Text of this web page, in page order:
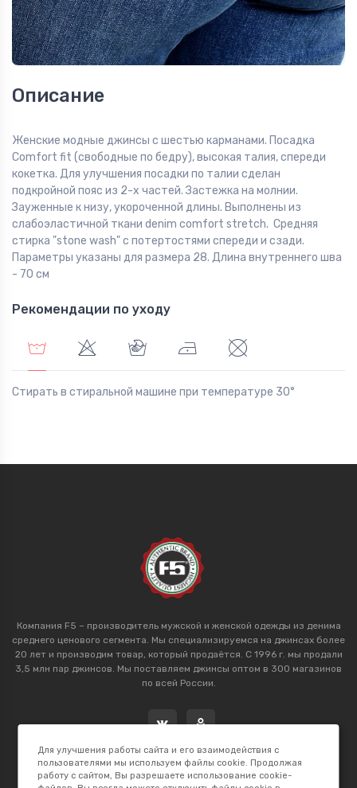
Описание
Женские модные джинсы с шестью карманами. Посадка
Comfort fit (свободные по бедру), высокая талия, спереди
кокетка. Для улучшения посадки по талии сделан
подкройной пояс из 2-х частей. Застежка на молнии.
Зауженные к низу, укороченной длины. Выполнены из
слабоэластичной ткани denim comfort stretch. Средняя
стирка "stone wash" с потертостями спереди и сзади.
Параметры указаны для размера 28. Длина внутреннего шва
- 70 см
Рекомендации по уходу
Стирать в стиральной машине при температуре 30°
Компания F5 – производитель мужской и женской одежды из денима
среднего ценового сегмента. Мы специализируемся на джинсах более
20 лет и производим товар, который продаётся. С 1996 г. мы продали
3,5 млн пар джинсов. Мы поставляем джинсы оптом в 300 магазинов
по всей России.
Для улучшения работы сайта и его взаимодействия с
пользователями мы используем файлы cookie. Продолжая
работу с сайтом, Вы разрешаете использование cookie-